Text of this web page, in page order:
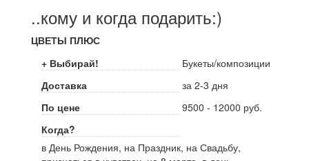
..кому и когда подарить:)
ЦВЕТЫ ПЛЮС
+ Выбирай!
Букеты/композиции
Доставка
за 2-3 дня
По цене
9500 - 12000 руб.
Когда?
в День Рождения, на Праздник, на Свадьбу,